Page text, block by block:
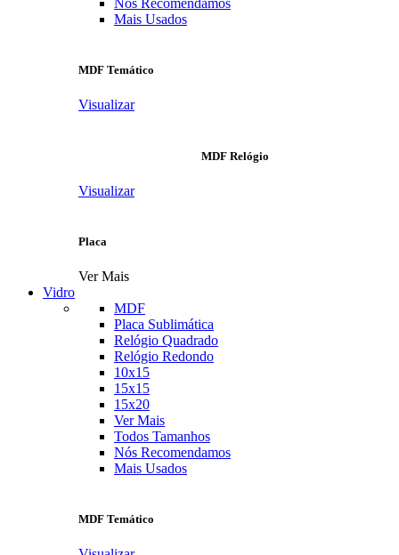
Nós Recomendamos
Mais Usados
MDF Temático
Visualizar
MDF Relógio
Visualizar
Placa
Ver Mais
Vidro
MDF
Placa Sublimática
Relógio Quadrado
Relógio Redondo
10x15
15x15
15x20
Ver Mais
Todos Tamanhos
Nós Recomendamos
Mais Usados
MDF Temático